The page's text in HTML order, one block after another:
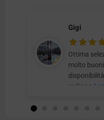
Gigi
Ottima
molto
ordine e